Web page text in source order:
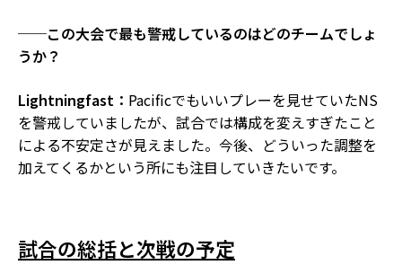
──この大会で最も警戒しているのはどのチームでしょ
うか？
Lightningfast： Pacificでもいいプレーを見せていたNS
を警戒していましたが、試合では構成を変えすぎたこと
による不安定さが見えました。今後、どういった調整を
加えてくるかという所にも注目していきたいです。
試合の総括と次戦の予定